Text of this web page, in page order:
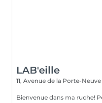
LAB'eille
11, Avenue de la Porte-Neuve
Bienvenue dans ma ruche!